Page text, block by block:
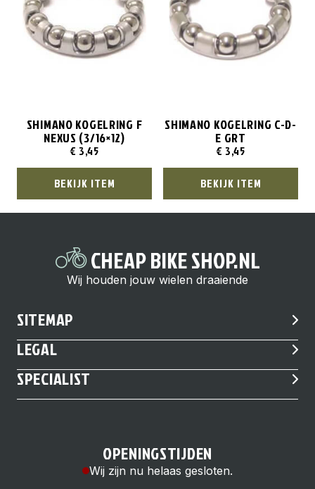
SHIMANO KOGELRING F
NEXUS (3/16×12)
€ 3,45
BEKIJK ITEM
SHIMANO KOGELRING C-D-
E GRT
€ 3,45
BEKIJK ITEM
CHEAP BIKE SHOP.NL
Wij houden jouw wielen draaiende
SITEMAP
LEGAL
SPECIALIST
OPENINGSTIJDEN
Wij zijn nu helaas gesloten.